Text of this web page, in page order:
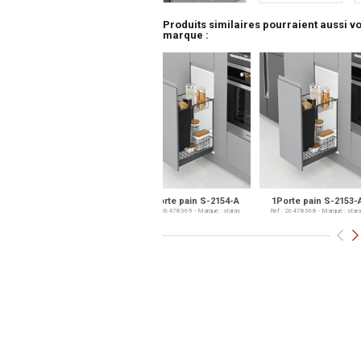
Produits similaires pourraient aussi
marque :
1Porte pain S-2153-A
Ref : 26478368 - Marque :
1Support
Gauche S-